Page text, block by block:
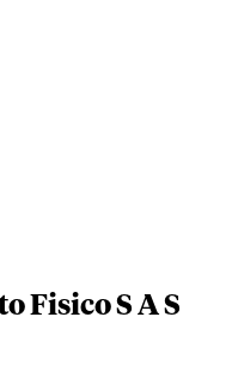
Fisico S A S